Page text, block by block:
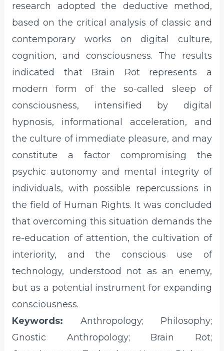
research adopted the deductive method,
based on the critical analysis of classic and
contemporary works on digital culture,
cognition, and consciousness. The results
indicated that Brain Rot represents a
modern form of the so-called sleep of
consciousness, intensified by digital
hypnosis, informational acceleration, and
the culture of immediate pleasure, and may
constitute a factor compromising the
psychic autonomy and mental integrity of
individuals, with possible repercussions in
the field of Human Rights. It was concluded
that overcoming this situation demands the
re-education of attention, the cultivation of
interiority, and the conscious use of
technology, understood not as an enemy,
but as a potential instrument for expanding
consciousness.
Keywords: Anthropology; Philosophy;
Gnostic Anthropology; Brain Rot;